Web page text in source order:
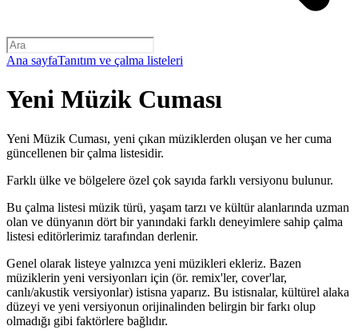
Ana sayfaTanıtım ve çalma listeleri
Yeni Müzik Cuması
Yeni Müzik Cuması, yeni çıkan müziklerden oluşan ve her cuma
güncellenen bir çalma listesidir.
Farklı ülke ve bölgelere özel çok sayıda farklı versiyonu bulunur.
Bu çalma listesi müzik türü, yaşam tarzı ve kültür alanlarında uzman
olan ve dünyanın dört bir yanındaki farklı deneyimlere sahip çalma
listesi editörlerimiz tarafından derlenir.
Genel olarak listeye yalnızca yeni müzikleri ekleriz. Bazen
müziklerin yeni versiyonları için (ör. remix'ler, cover'lar,
canlı/akustik versiyonlar) istisna yaparız. Bu istisnalar, kültürel alaka
düzeyi ve yeni versiyonun orijinalinden belirgin bir farkı olup
olmadığı gibi faktörlere bağlıdır.